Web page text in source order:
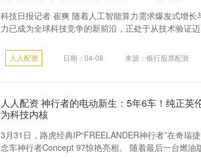
科技日报记者 崔爽 随着人工智能算力需求爆发式增
力已成为全球科技竞争的新前沿，正处于从技术验证
人人配资 日期：04-08 来源：银行股票配资
人人配资 神行者的电动新生：5年6车！纯正英
为科技内核
3月31日，路虎经典IP“FREELANDER神行者”在奇瑞
念车神行者Concept 97惊艳亮相。 随着最后一台燃油